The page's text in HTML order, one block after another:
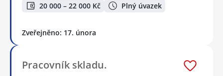
20 000 – 22 000 Kč Plný úvazek
Zveřejněno: 17. února
Pracovník skladu.